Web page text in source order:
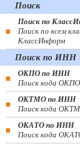
Поиск
Поиск по
Поиск по всем
КлассИнформ
Поиск по ИНН
ОКПО по ИНН
Поиск кода
ОКТМО по ИНН
Поиск кода
ОКАТО по ИНН
Поиск кода